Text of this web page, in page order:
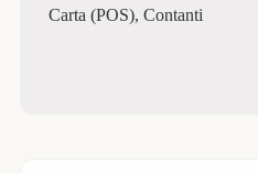
Carta (POS), Contanti